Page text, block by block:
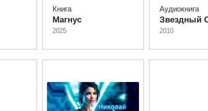
Книга
Магнус
2025
Аудиокнига
Звездный
2010